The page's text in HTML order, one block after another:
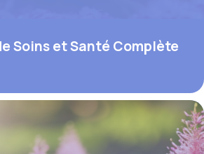
Soins et Santé Complète